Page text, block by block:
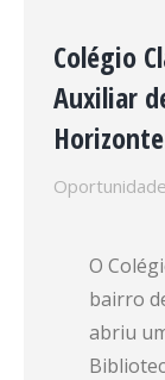
Colégio
Auxiliar
Horizonte
O
bairro
abriu